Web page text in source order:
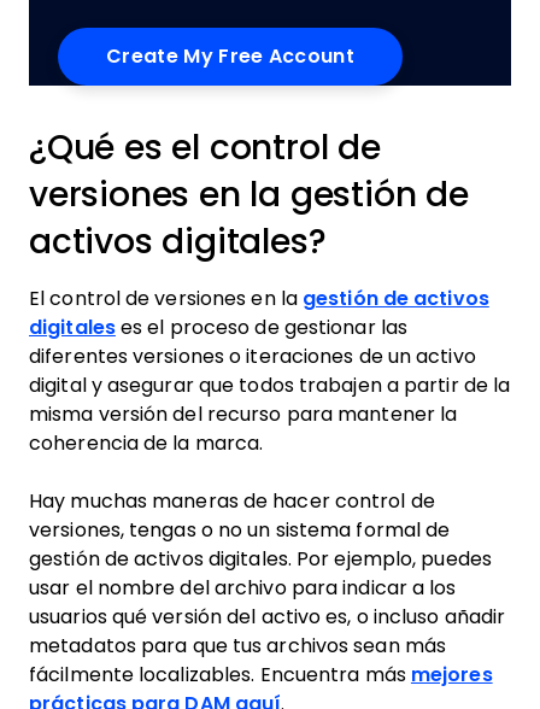
¿Qué es el control de
versiones en la gestión de
activos digitales?
El control de versiones en la gestión de activos
digitaleses el proceso de gestionar las
diferentes versiones o iteraciones de un activo
digital y asegurar que todos trabajen a partir de la
misma versión del recurso para mantener la
coherencia de la marca.
Hay muchas maneras de hacer control de
versiones, tengas o no un sistema formal de
gestión de activos digitales. Por ejemplo, puedes
usar el nombre del archivo para indicar a los
usuarios qué versión del activo es, o incluso añadir
metadatos para que tus archivos sean más
fácilmente localizables. Encuentra más mejores
prácticas para DAM aquí.